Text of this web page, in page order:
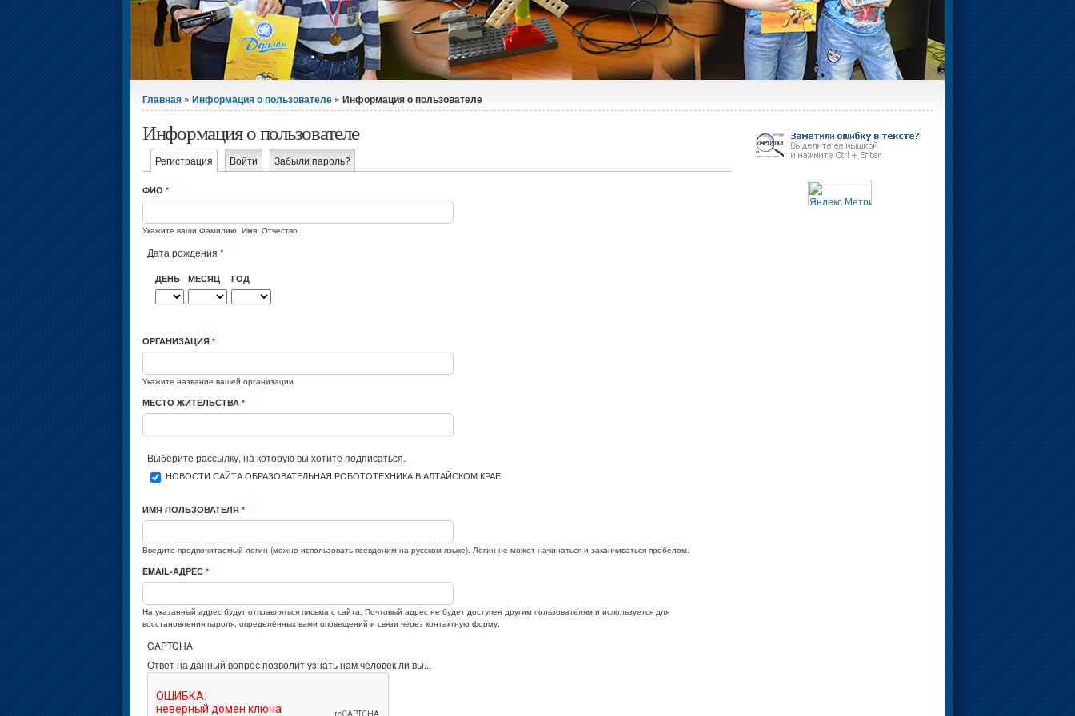
Вы здесь
Главная » Информация о пользователе » Информация о пользователе
Информация о пользователе
Главные вкладки
Регистрация (активная вкладка)
Войти Забыли пароль?
ФИО *
Укажите ваши Фамилию, Имя, Отчество
Дата рождения *
ДЕНЬ МЕСЯЦ ГОД
ОРГАНИЗАЦИЯ *
Укажите название вашей организации
МЕСТО ЖИТЕЛЬСТВА *
Выберите рассылку, на которую вы хотите подписаться.
НОВОСТИ САЙТА ОБРАЗОВАТЕЛЬНАЯ РОБОТОТЕХНИКА В АЛТАЙСКОМ КРАЕ
ИМЯ ПОЛЬЗОВАТЕЛЯ *
Введите предпочитаемый логин (можно использовать псевдоним на русском языке). Логин не может начинаться и заканчиваться пробелом.
EMAIL-АДРЕС *
На указанный адрес будут отправляться письма с сайта. Почтовый адрес не будет доступен другим пользователям и используется для
восстановления пароля, определённых вами оповещений и связи через контактную форму.
CAPTCHA
Ответ на данный вопрос позволит узнать нам человек ли вы...